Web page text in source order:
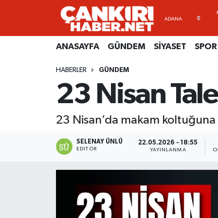
ANASAYFA GÜNDEM SİYASET SPOR
HABERLER GÜNDEM
23 Nisan
23 Nisan’da makam
SELENAY ÜNLÜ
EDITÖR
22.05.2026 - 18:55
YAYINLANMA
ANASAYFA
SİYASET
Künye
Gizlilik Sözleşmesi
kimdir-nedir-nasil
Merkez Hava Durumu
Süper Lig Puan Durumu ve Fikstür
Son Dakika Haberleri